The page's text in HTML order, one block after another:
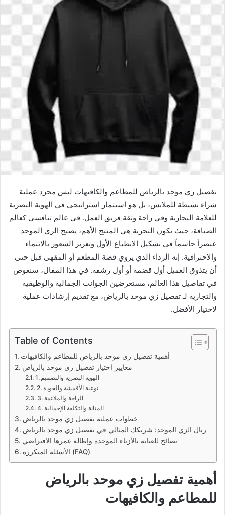
تفصيل زي موحد بالرياض للمطاعم والكافيهات ليس مجرد عملية
شراء بسيطة للملابس، بل هو استثمار استراتيجي في الهوية البصرية
للعلامة التجارية وفي راحة وثقة فريق العمل. في عالم تنافسي كعالم
الضيافة، حيث تكون التجربة هي المنتج الأهم، يصبح الزي الموحد
عنصراً حاسماً في تشكيل الانطباع الأول وتعزيز الشعور بالانتماء
والاحترافية. إنه الرداء الذي يروي قصة المطعم أو المقهى قبل حتى
أن يتذوق العميل أول قضمة أو أول رشفة. في هذا المقال، سنغوص
في تفاصيل هذا العالم، مستعرضين الجوانب الجمالية والوظيفية
والتجارية لـ تفصيل زي موحد بالرياض، مع تقديم إرشادات عملية
لاختيار الأفضل.
Table of Contents
أهمية تفصيل زي موحد بالرياض للمطاعم والكافيهات
معايير اختيار تفصيل زي موحد بالرياض
1. الهوية البصرية والتصميم
2. نوعية الأقمشة والجودة
3. الراحة والملاءمة
4. المتانة والتكلفة الإجمالية
خطوات عملية تفصيل زي موحد بالرياض
ريال الزي الموحد: شريكك المثالي في تفصيل زي موحد بالرياض
نصائح للعناية بالأزياء الموحدة وإطالة عمرها الافتراضي
الأسئلة المتكررة (FAQ)
أهمية تفصيل زي موحد بالرياض
للمطاعم والكافيهات